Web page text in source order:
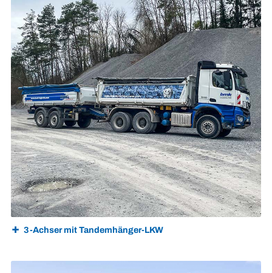
3-Achser mit Tandemhänger-LKW